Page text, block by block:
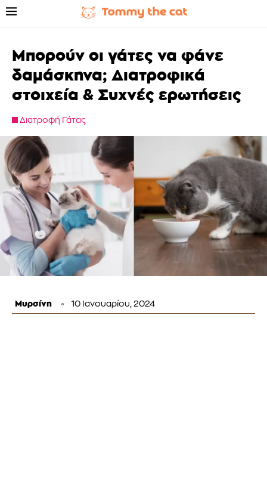
Μπορούν οι γάτες να φάνε
δαμάσκηνα; Διατροφικά
στοιχεία & Συχνές ερωτήσεις
Διατροφή Γάτας
Μυρσίνη 10 Ιανουαρίου, 2024